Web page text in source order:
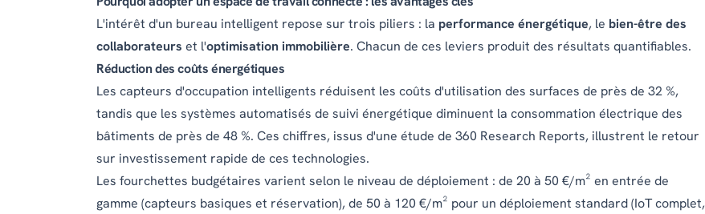
L'intérêt d'un bureau intelligent repose sur trois piliers : la performance énergétique, le bien-être des
collaborateurs et l'optimisation immobilière. Chacun de ces leviers produit des résultats quantifiables.
Réduction des coûts énergétiques
Les capteurs d'occupation intelligents réduisent les coûts d'utilisation des surfaces de près de 32 %,
tandis que les systèmes automatisés de suivi énergétique diminuent la consommation électrique des
bâtiments de près de 48 %. Ces chiffres, issus d'une étude de 360 Research Reports, illustrent le retour
sur investissement rapide de ces technologies.
Les fourchettes budgétaires varient selon le niveau de déploiement : de 20 à 50 €/m² en entrée de
gamme (capteurs basiques et réservation), de 50 à 120 €/m² pour un déploiement standard (IoT complet,